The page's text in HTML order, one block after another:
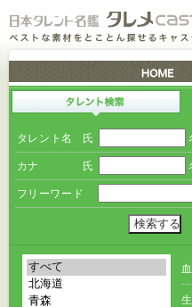
タレント名 氏
カナ 氏
フリーワード